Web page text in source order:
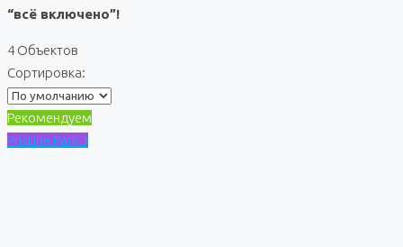
“всё включено”!
4 Объектов
Сортировка:
Рекомендуем
Pristine Park 3